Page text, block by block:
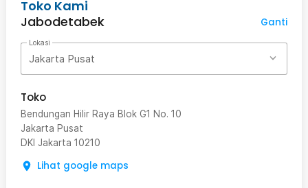
Toko Kami
Jabodetabek
Ganti
Lokasi
Jakarta Pusat
Toko
Bendungan Hilir Raya Blok G1 No. 10
Jakarta Pusat
DKI Jakarta 10210
Lihat google maps